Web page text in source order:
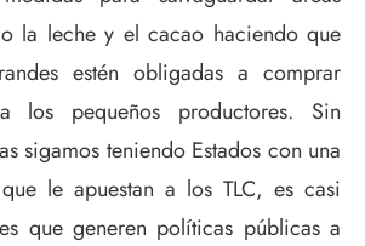
la leche y el cacao haciendo que
estén obligadas a comprar
los pequeños productores. Sin
sigamos teniendo Estados con una
le apuestan a los TLC, es casi
que generen políticas públicas a